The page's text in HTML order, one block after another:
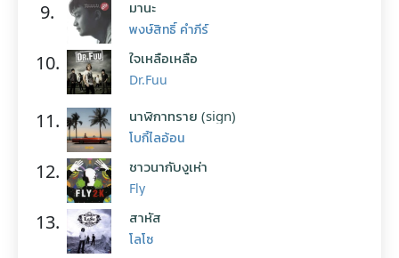
9. มานะ
พงษ์สิทธิ์ คำภีร์
10. ใจเหลือเหลือ
Dr.Fuu
11. นาฬิกาทราย (sign)
โบกี้ไลอ้อน
12. ชาวนากับงูเห่า
Fly
13. สาหัส
โลโซ